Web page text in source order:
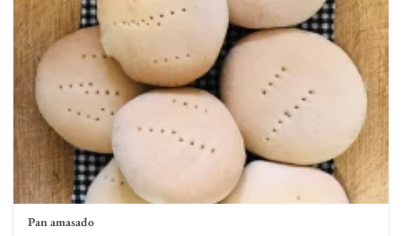
Pan amasado